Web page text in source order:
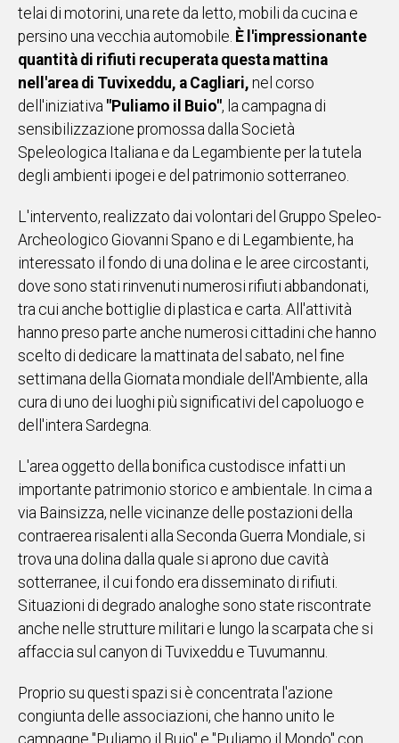
IN
ITALIA
NEL
MONDO
SPORT
EVENTI
STORIE
VIDEO
Vai
UNISCITI
AL CANALE
Social
telai di motorini, una rete da letto, mobili da cucina e
persino una vecchia automobile. È l'impressionante
quantità di rifiuti recuperata questa mattina
nell'area di Tuvixeddu, a Cagliari, nel corso
dell'iniziativa "Puliamo il Buio", la campagna di
sensibilizzazione promossa dalla Società
Speleologica Italiana e da Legambiente per la tutela
degli ambienti ipogei e del patrimonio sotterraneo.
L'intervento, realizzato dai volontari del Gruppo Speleo-
Archeologico Giovanni Spano e di Legambiente, ha
interessato il fondo di una dolina e le aree circostanti,
dove sono stati rinvenuti numerosi rifiuti abbandonati,
tra cui anche bottiglie di plastica e carta. All'attività
hanno preso parte anche numerosi cittadini che hanno
scelto di dedicare la mattinata del sabato, nel fine
settimana della Giornata mondiale dell'Ambiente, alla
cura di uno dei luoghi più significativi del capoluogo e
dell'intera Sardegna.
L'area oggetto della bonifica custodisce infatti un
importante patrimonio storico e ambientale. In cima a
via Bainsizza, nelle vicinanze delle postazioni della
contraerea risalenti alla Seconda Guerra Mondiale, si
trova una dolina dalla quale si aprono due cavità
sotterranee, il cui fondo era disseminato di rifiuti.
Situazioni di degrado analoghe sono state riscontrate
anche nelle strutture militari e lungo la scarpata che si
affaccia sul canyon di Tuvixeddu e Tuvumannu.
Proprio su questi spazi si è concentrata l'azione
congiunta delle associazioni, che hanno unito le
campagne "Puliamo il Buio" e "Puliamo il Mondo" con